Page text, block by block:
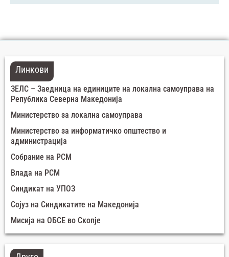
Линкови
ЗЕЛС – Заедница на единиците на локална самоуправа на
Република Северна Македонија
Министерство за локална самоуправа
Министерство за информатичко општество и
администрација
Собрание на РСМ
Влада на РСМ
Синдикат на УПОЗ
Сојуз на Синдикатите на Македонија
Мисија на ОБСЕ во Скопје